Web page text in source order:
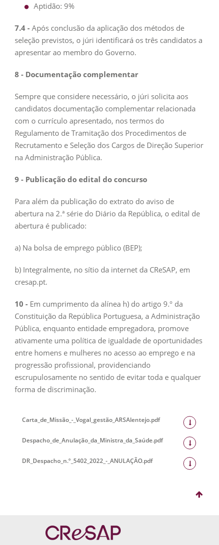
Aptidão: 9%
7.4 - Após conclusão da aplicação dos métodos de
seleção previstos, o júri identificará os três candidatos a
apresentar ao membro do Governo.
8 - Documentação complementar
Sempre que considere necessário, o júri solicita aos
candidatos documentação complementar relacionada
com o currículo apresentado, nos termos do
Regulamento de Tramitação dos Procedimentos de
Recrutamento e Seleção dos Cargos de Direção Superior
na Administração Pública.
9 - Publicação do edital do concurso
Para além da publicação do extrato do aviso de
abertura na 2.ª série do Diário da República, o edital de
abertura é publicado:
a) Na bolsa de emprego público (BEP);
b) Integralmente, no sítio da internet da CReSAP, em
cresap.pt.
10 - Em cumprimento da alínea h) do artigo 9.º da
Constituição da República Portuguesa, a Administração
Pública, enquanto entidade empregadora, promove
ativamente uma política de igualdade de oportunidades
entre homens e mulheres no acesso ao emprego e na
progressão profissional, providenciando
escrupulosamente no sentido de evitar toda e qualquer
forma de discriminação.
Carta_de_Missão_-_Vogal_gestão_ARSAlentejo.pdf
Despacho_de_Anulação_da_Ministra_da_Saúde.pdf
DR_Despacho_n.º_5402_2022_-_ANULAÇÃO.pdf